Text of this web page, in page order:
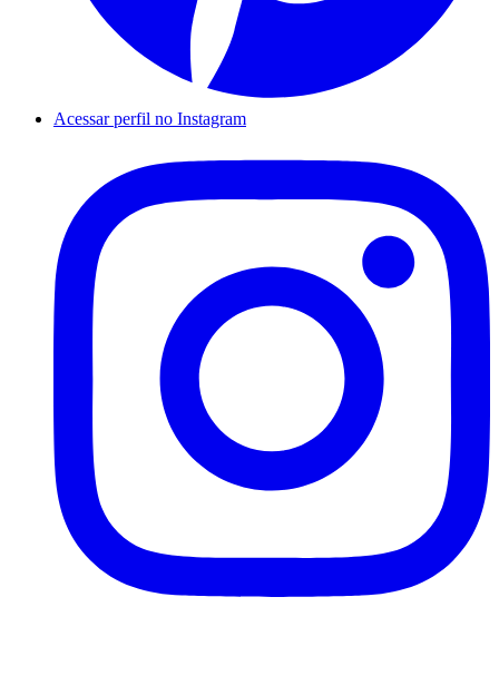
Acessar perfil no Instagram